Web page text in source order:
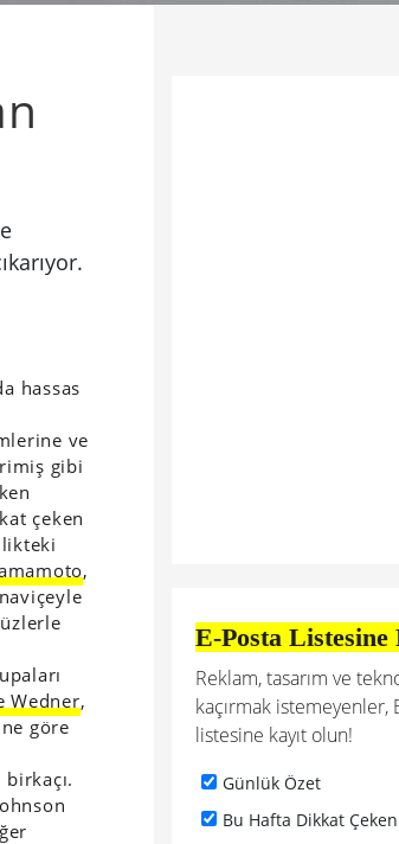
hassas
ve
gibi
çeken
,
Wedner,
göre
E-Posta Listesine
Reklam, tasarım ve
kaçırmak istemeyenler,
listesine kayıt olun!
Günlük Özet
Bu Hafta Dikkat